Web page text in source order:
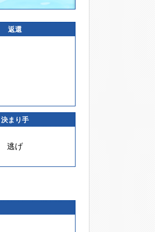
返還
決まり手
逃げ